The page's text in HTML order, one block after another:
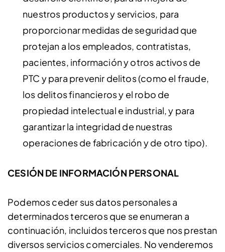
nuestros productos y servicios, para
proporcionar medidas de seguridad que
protejan a los empleados, contratistas,
pacientes, información y otros activos de
PTC y para prevenir delitos (como el fraude,
los delitos financieros y el robo de
propiedad intelectual e industrial, y para
garantizar la integridad de nuestras
operaciones de fabricación y de otro tipo).
CESIÓN DE INFORMACIÓN PERSONAL
Podemos ceder sus datos personales a
determinados terceros que se enumeran a
continuación, incluidos terceros que nos prestan
diversos servicios comerciales. No venderemos